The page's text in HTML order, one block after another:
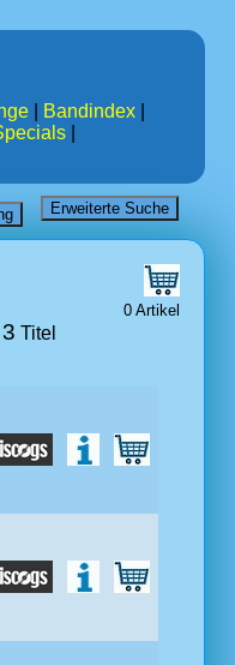
Bandindex
0 Artikel
3 Titel